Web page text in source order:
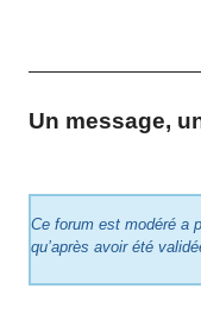
Un message,
Ce forum est modéré a
qu’après avoir été